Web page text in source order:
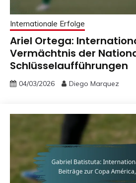
Internationale Erfolge
Ariel Ortega:
Vermächtnis der
Schlüsselaufführungen
04/03/2026 Diego Marquez